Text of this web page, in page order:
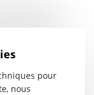
de
Université
pour
nous